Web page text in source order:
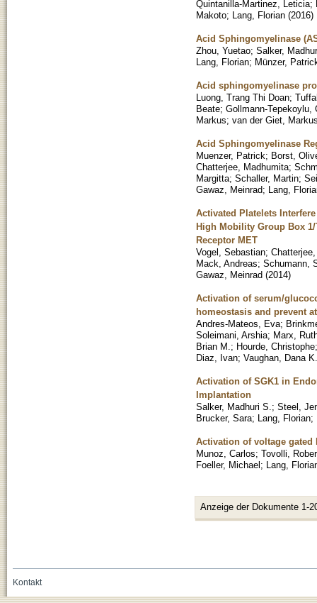
Quintanilla-Martinez, Leticia;
Makoto; Lang, Florian (2016)
Acid Sphingomyelinase
Zhou, Yuetao; Salker,
Lang, Florian; Münzer,
Acid sphingomyelinase
Luong, Trang Thi Doan;
Beate; Gollmann-Tepekoylu,
Markus; van der Giet,
Acid Sphingomyelinase
Muenzer, Patrick; Borst,
Chatterjee, Madhumita;
Margitta; Schaller, Martin;
Gawaz, Meinrad; Lang,
Activated Platelets
High Mobility Group Box
Receptor MET
Vogel, Sebastian;
Mack, Andreas; Schumann,
Gawaz, Meinrad (2014)
Activation of serum/
homeostasis and prevent
Andres-Mateos, Eva;
Soleimani, Arshia; Marx,
Brian M. ; Hourde, Christophe
Diaz, Ivan; Vaughan, Dana K.
Activation of SGK1 in
Implantation
Salker, Madhuri S. ; Steel,
Brucker, Sara; Lang, Florian;
Activation of voltage gated
Munoz, Carlos; Tovolli,
Foeller, Michael; Lang,
Anzeige der Dokumente 1-
Kontakt